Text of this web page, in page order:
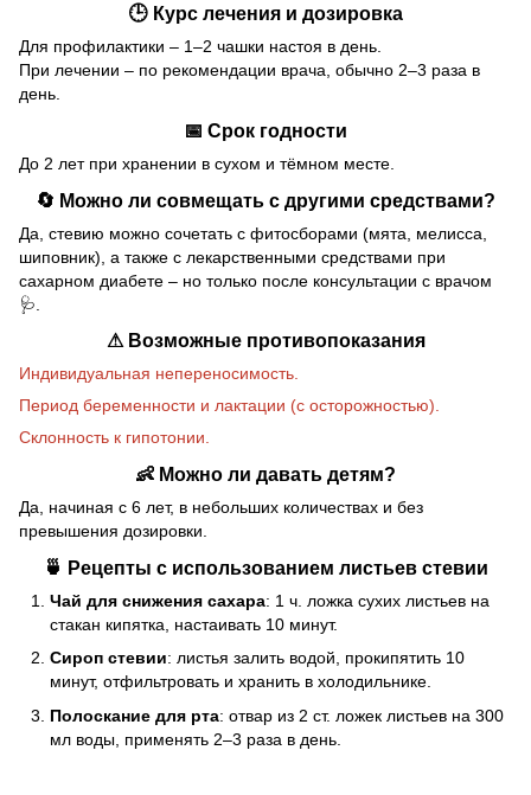
🕒 Курс лечения и дозировка
Для профилактики – 1–2 чашки настоя в день.
При лечении – по рекомендации врача, обычно 2–3 раза в
день.
📅 Срок годности
До 2 лет при хранении в сухом и тёмном месте.
🔄 Можно ли совмещать с другими средствами?
Да, стевию можно сочетать с фитосборами (мята, мелисса,
шиповник), а также с лекарственными средствами при
сахарном диабете – но только после консультации с врачом
🩺.
⚠ Возможные противопоказания
Индивидуальная непереносимость.
Период беременности и лактации (с осторожностью).
Склонность к гипотонии.
👶 Можно ли давать детям?
Да, начиная с 6 лет, в небольших количествах и без
превышения дозировки.
🍵 Рецепты с использованием листьев стевии
Чай для снижения сахара: 1 ч. ложка сухих листьев на
стакан кипятка, настаивать 10 минут.
Сироп стевии: листья залить водой, прокипятить 10
минут, отфильтровать и хранить в холодильнике.
Полоскание для рта: отвар из 2 ст. ложек листьев на 300
мл воды, применять 2–3 раза в день.